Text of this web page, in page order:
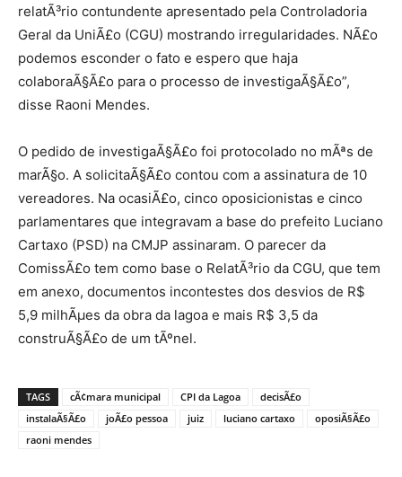
relatÃ³rio contundente apresentado pela Controladoria
Geral da UniÃ£o (CGU) mostrando irregularidades. NÃ£o
podemos esconder o fato e espero que haja
colaboraÃ§Ã£o para o processo de investigaÃ§Ã£o”,
disse Raoni Mendes.
O pedido de investigaÃ§Ã£o foi protocolado no mÃªs de
marÃ§o. A solicitaÃ§Ã£o contou com a assinatura de 10
vereadores. Na ocasiÃ£o, cinco oposicionistas e cinco
parlamentares que integravam a base do prefeito Luciano
Cartaxo (PSD) na CMJP assinaram. O parecer da
ComissÃ£o tem como base o RelatÃ³rio da CGU, que tem
em anexo, documentos incontestes dos desvios de R$
5,9 milhÃµes da obra da lagoa e mais R$ 3,5 da
construÃ§Ã£o de um tÃºnel.
TAGS cÃ¢mara municipal CPI da Lagoa
decisÃ£o
instalaÃ§Ã£o
joÃ£o pessoa juiz luciano cartaxo
oposiÃ§Ã£o
raoni mendes